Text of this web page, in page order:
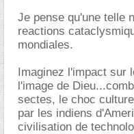
Je pense qu'une telle
reactions
mondiales.
Imaginez l'impact sur
l'image de
sectes, le choc
par les indiens
civilisation de